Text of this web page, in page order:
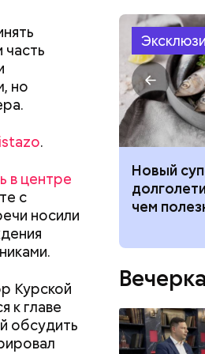
но
.
в центре
с
носили
Курской
к главе
обсудить
без
став
х она
лет
она
была
и она
во сне,
ребенка к 1
вещей,
жизнь
Новый
чем